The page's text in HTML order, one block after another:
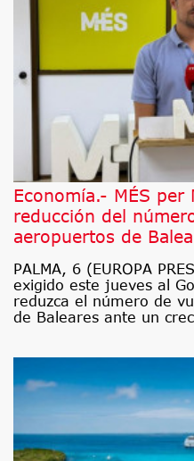
Economía.- MÉS per
reducción del
aeropuertos de
PALMA, 6 (EUROPA
exigido este jueves al
reduzca el número de
de Baleares ante un